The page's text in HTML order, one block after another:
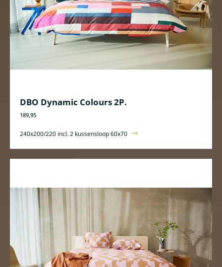
DBO Dynamic Colours 2P.
189,95
240x200/220 incl. 2 kussensloop 60x70